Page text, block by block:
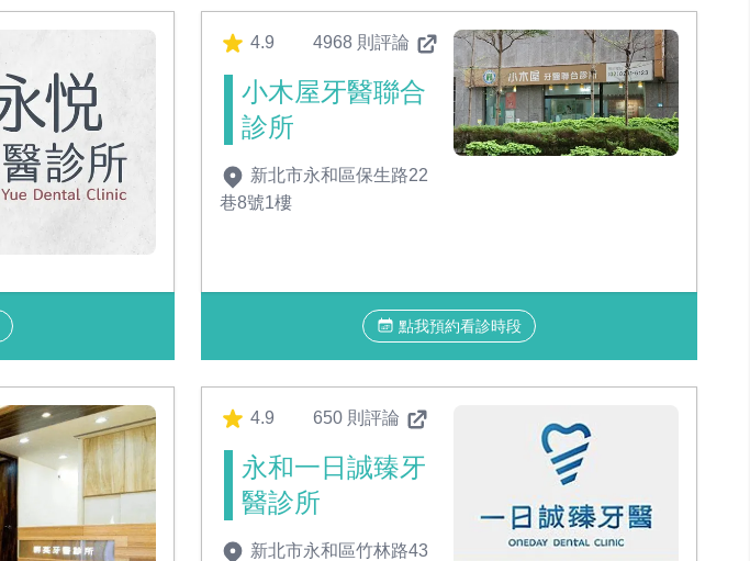
4.9 4968 則評論
小木屋牙醫聯合
診所
新北市永和區保生路22
巷8號1樓
點我預約看診時段
4.9 650 則評論
永和一日誠臻牙
醫診所
新北市永和區竹林路43